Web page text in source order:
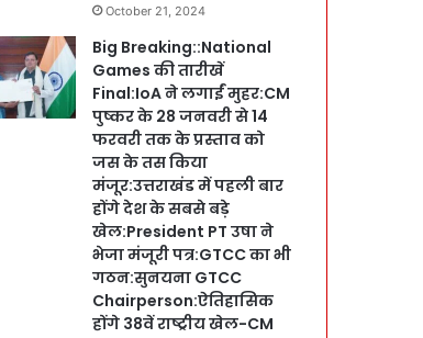
October 21, 2024
Big Breaking::National
Games की तारीखें
Final:IoA ने लगाईं मुहर:CM
पुष्कर के 28 जनवरी से 14
फरवरी तक के प्रस्ताव को
जस के तस किया
मंजूर:उत्तराखंड में पहली बार
होंगे देश के सबसे बड़े
खेल:President PT उषा ने
भेजा मंजूरी पत्र:GTCC का भी
गठन:सुनयना GTCC
Chairperson:ऐतिहासिक
होंगे 38वें राष्ट्रीय खेल-CM